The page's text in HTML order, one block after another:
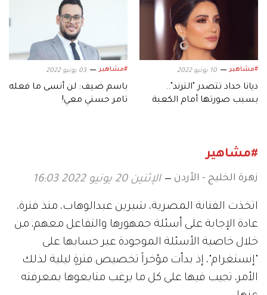
#مشاهير 10 يونيو 2022
ديانا حداد تتصدر "الترند"..
بسبب صورتها أمام الكعبة
#مشاهير 03 يونيو 2022
باسم ضيف: لن أنسى ما فعله
تامر حسني معي!
#مشاهير
زهرة الخليج - الأردن الإثنين 20 يونيو 2022 16:03
اتخذت الفنانة المصرية، شيرين عبدالوهاب، منذ فترة،
عادة الإجابة على أسئلة جمهورها والتفاعل معهم، من
خلال خاصية الأسئلة الموجودة عبر حسابها على
"إنستغرام"، إذ بدأت مؤخراً تخصيص فترةٍ ليلية لذلك
الأمر، تجيب فيها على كل ما يرغب متابعوها بمعرفته